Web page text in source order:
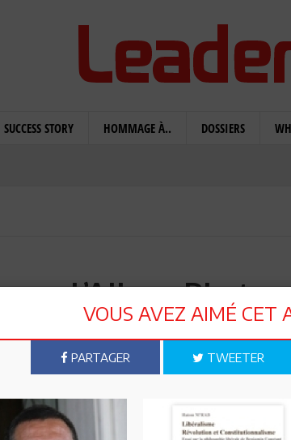
SUCCESS STORY HOMMAGE À.. DOSSIERS
: L’Album Photos
VOUS AVEZ AIMÉ CET
PARTAGER TWEETER